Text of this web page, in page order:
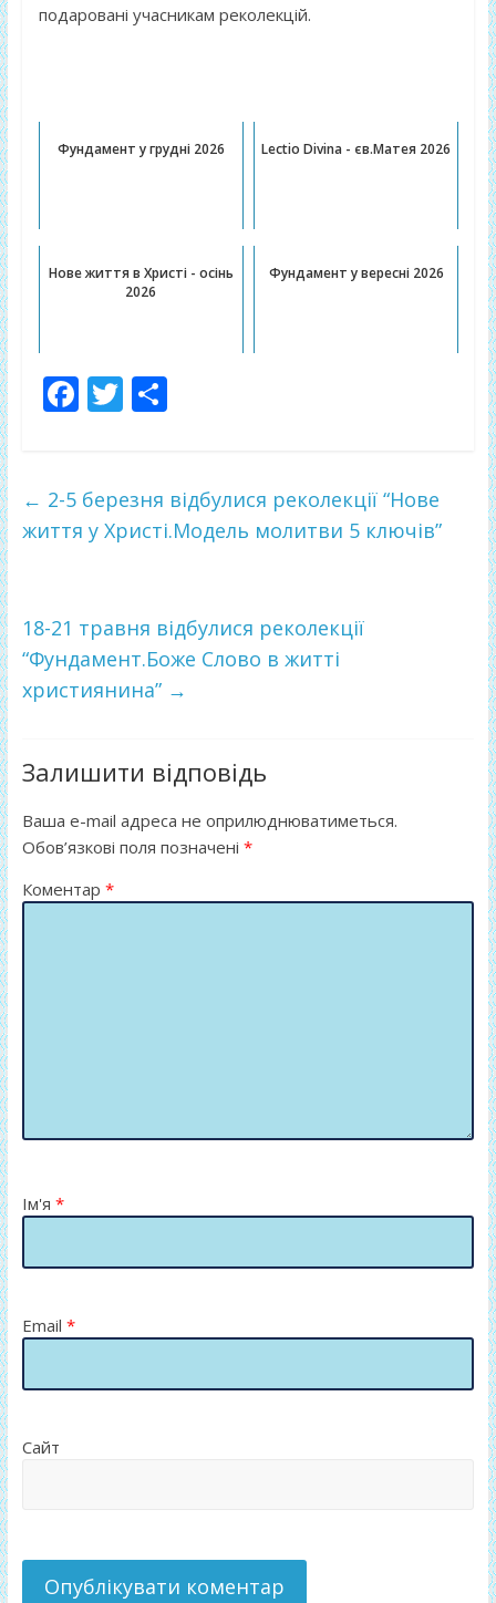
подаровані учасникам реколекцій.
Фундамент у грудні 2026 Lectio Divina - єв.Матея 2026
Нове життя в Христі - осінь
2026
Фундамент у вересні 2026
F
b
o
T
er
П
л
и
ся
← 2-5 березня відбулися реколекції “Нове
життя у Христі.Модель молитви 5 ключів”
18-21 травня відбулися реколекції
“Фундамент.Боже Слово в житті
християнина” →
Залишити відповідь
Ваша e-mail адреса не оприлюднюватиметься.
Обов’язкові поля позначені *
Коментар *
Ім'я *
Email *
Сайт